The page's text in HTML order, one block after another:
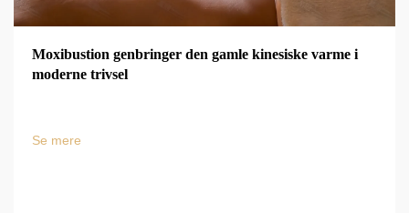
Moxibustion genbringer den gamle kinesiske varme i
moderne trivsel
Se mere